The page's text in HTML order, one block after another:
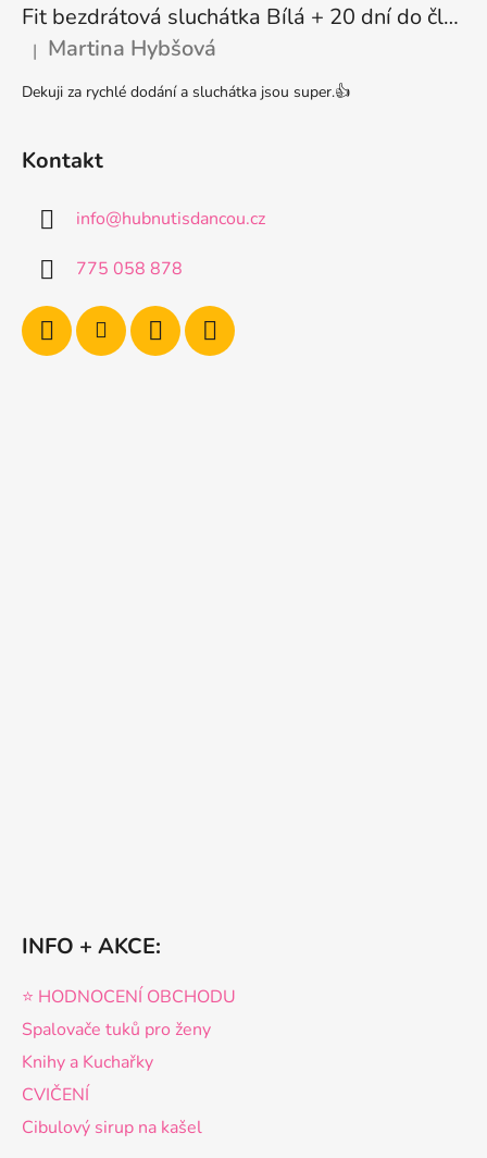
Fit bezdrátová sluchátka Bílá + 20 dní do členství + seznam písniček i audioknih
Hodnocení produktu je 5 z 5 hvězdiček.
| Martina Hybšová
Dekuji za rychlé dodání a sluchátka jsou super.👍
Kontakt
info@hubnutisdancou.cz
775 058 878
INFO + AKCE:
⭐️ HODNOCENÍ OBCHODU
Spalovače tuků pro ženy
Knihy a Kuchařky
CVIČENÍ
Cibulový sirup na kašel